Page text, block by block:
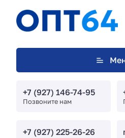
+7 (927) 146-74-95
Позвоните нам
+7 (927) 225-26-26